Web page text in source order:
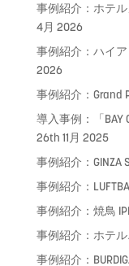
事例紹介：ホテ
4月 2026
事例紹介：ハイ
2026
事例紹介：Grand
導入事例：「BAY
26th 11月 2025
事例紹介：GINZA
事例紹介：
事例紹介：焼鳥
事例紹介：ホテ
事例紹介：